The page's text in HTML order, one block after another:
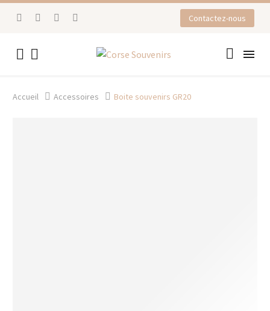
Contactez-nous


Accueil Accessoires Boite souvenirs GR20